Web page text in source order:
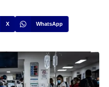
X WhatsApp